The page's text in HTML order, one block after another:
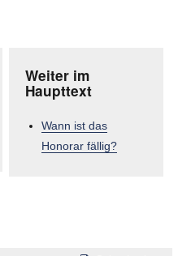
Weiter im
Haupttext
Wann ist das
Honorar fällig?